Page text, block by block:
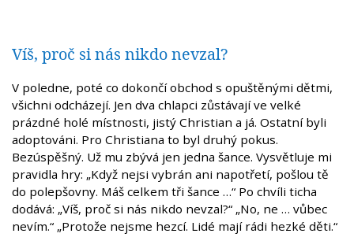
Víš, proč si nás nikdo nevzal?
V poledne, poté co dokončí obchod s opuštěnými dětmi,
všichni odcházejí. Jen dva chlapci zůstávají ve velké
prázdné holé místnosti, jistý Christian a já. Ostatní byli
adoptováni. Pro Christiana to byl druhý pokus.
Bezúspěšný. Už mu zbývá jen jedna šance. Vysvětluje mi
pravidla hry: „Když nejsi vybrán ani napotřetí, pošlou tě
do polepšovny. Máš celkem tři šance …“ Po chvíli ticha
dodává: „Víš, proč si nás nikdo nevzal?“ „No, ne … vůbec
nevím.“ „Protože nejsme hezcí. Lidé mají rádi hezké děti.“